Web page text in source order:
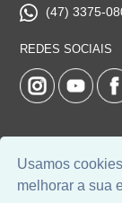
Usamos
melhorar a sua
(47) 3375-
REDES SOCIAIS
© 2026 |
Universal